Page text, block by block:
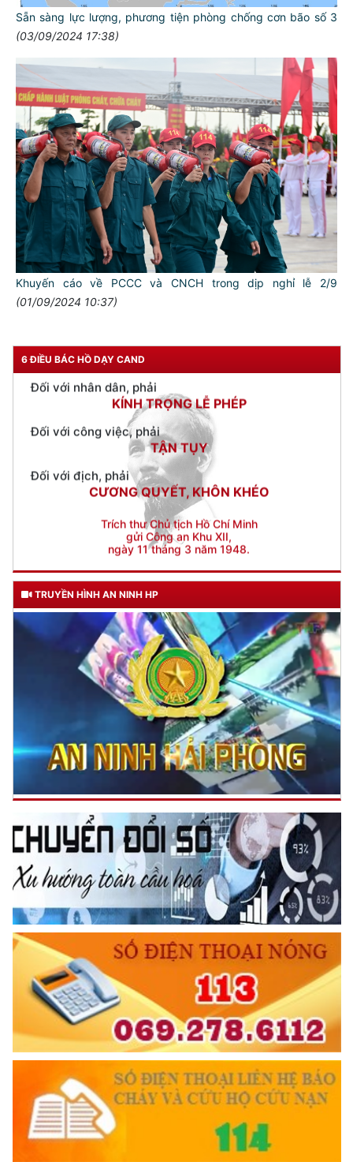
Sẵn sàng lực lượng, phương tiện phòng chống cơn bão số 3
(03/09/2024 17:38)
Khuyến cáo về PCCC và CNCH trong dịp nghỉ lễ 2/9
(01/09/2024 10:37)
6 ĐIỀU BÁC HỒ DẠY CAND
TƯ CÁCH
NGƯỜI CÔNG AN CÁCH MỆNH LÀ:
Đối với tự mình, phải
CẦN, KIỆM, LIÊM, CHÍNH
Đối với đồng sự, phải
THÂN ÁI GIÚP ĐỠ
Đối với chính phủ, phải
TUYỆT ĐỐI TRUNG THÀNH
KÍNH TRỌNG LỄ PHÉP
Đối với công việc, phải
TẬN TỤY
CƯƠNG QUYẾT, KHÔN KHÉO
Trích thư Chủ tịch Hồ Chí Minh
gửi Công an Khu XII,
ngày 11 tháng 3 năm 1948.
TRUYỀN HÌNH AN NINH HP